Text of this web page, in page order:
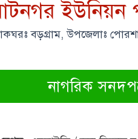
ইউনিয়ন
বড়গ্রাম, উপজেলাঃ
নাগরিক